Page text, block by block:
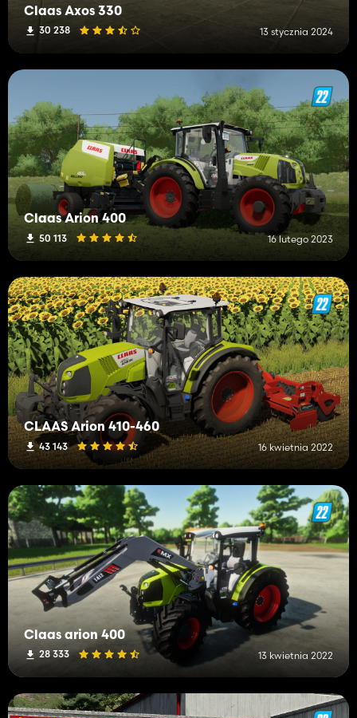
Claas Axos 330
30 238 13 stycznia 2024
Claas Arion 400
50 113 16 lutego 2023
CLAAS Arion 410-460
43 143 16 kwietnia 2022
Claas arion 400
28 333 13 kwietnia 2022